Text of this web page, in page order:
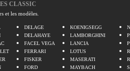
CLASSIC
et les modèles.
DELAGE
DELAHAYE
FACEL VEGA
FERRARI
FISKER
FORD
KOENIGSEGG
LAMBORGHINI
LANCIA
LOTUS
MASERATI
MAYBACH